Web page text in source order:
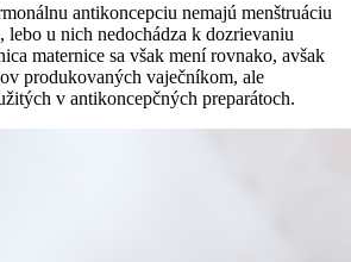
antikoncepciu nemajú menštruáciu
lebo u nich nedochádza k dozrievaniu
maternice sa však mení rovnako, avšak
produkovaných vaječníkom, ale
v antikoncepčných preparátoch.